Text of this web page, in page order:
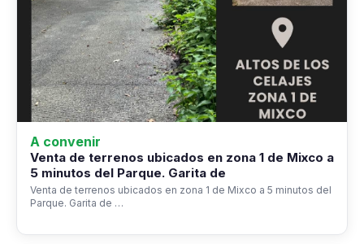
A convenir
Venta de terrenos ubicados en zona 1 de Mixco a
5 minutos del Parque. Garita de
Venta de terrenos ubicados en zona 1 de Mixco a 5 minutos del
Parque. Garita de …